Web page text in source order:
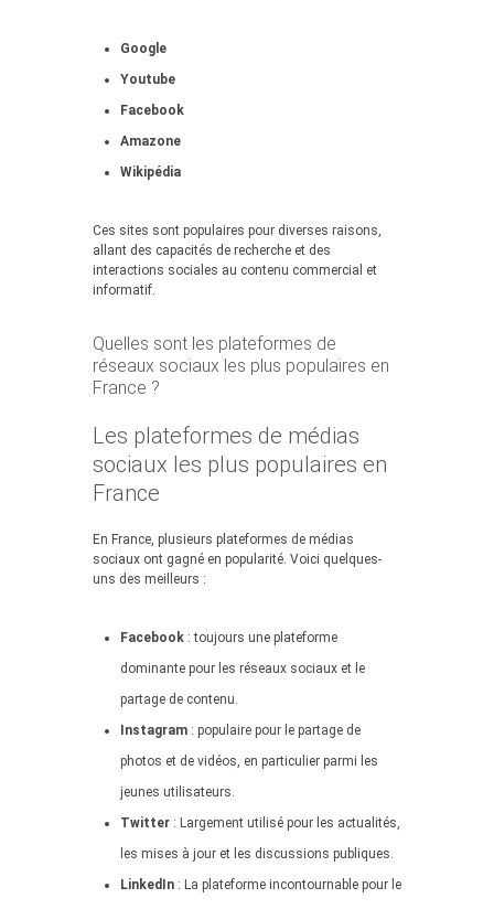
Google
Youtube
Facebook
Amazone
Wikipédia
Ces sites sont populaires pour diverses raisons,
allant des capacités de recherche et des
interactions sociales au contenu commercial et
informatif.
Quelles sont les plateformes de
réseaux sociaux les plus populaires en
France ?
Les plateformes de médias
sociaux les plus populaires en
France
En France, plusieurs plateformes de médias
sociaux ont gagné en popularité. Voici quelques-
uns des meilleurs :
Facebook : toujours une plateforme
dominante pour les réseaux sociaux et le
partage de contenu.
Instagram : populaire pour le partage de
photos et de vidéos, en particulier parmi les
jeunes utilisateurs.
Twitter : Largement utilisé pour les actualités,
les mises à jour et les discussions publiques.
LinkedIn : La plateforme incontournable pour le